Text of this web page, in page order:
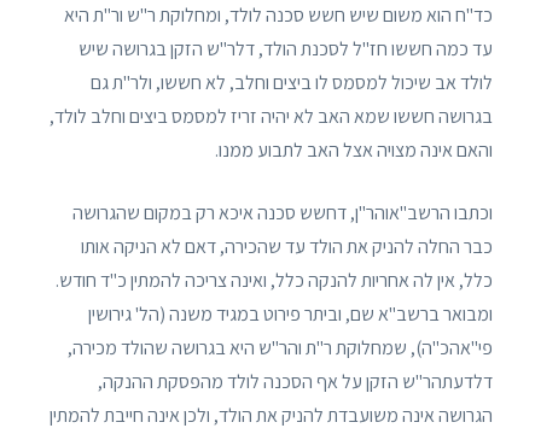
כד"ח הוא משום שיש חשש סכנה לולד, ומחלוקת ר"ש ור"ת היא
עד כמה חששו חז"ל לסכנת הולד, דלר"ש הזקן בגרושה שיש
לולד אב שיכול למסמס לו ביצים וחלב, לא חששו, ולר"ת גם
בגרושה חששו שמא האב לא יהיה זריז למסמס ביצים וחלב לולד,
והאם אינה מצויה אצל האב לתבוע ממנו.
וכתבו הרשב"אוהר"ן, דחשש סכנה איכא רק במקום שהגרושה
כבר החלה להניק את הולד עד שהכירה, דאם לא הניקה אותו
כלל, אין לה אחריות להנקה כלל, ואינה צריכה להמתין כ"ד חודש.
ומבואר ברשב"א שם, וביתר פירוט במגיד משנה (הל' גירושין
פי"אהכ"ה), שמחלוקת ר"ת והר"ש היא בגרושה שהולד מכירה,
דלדעתהר"ש הזקן על אף הסכנה לולד מהפסקת ההנקה,
הגרושה אינה משועבדת להניק את הולד, ולכן אינה חייבת להמתין